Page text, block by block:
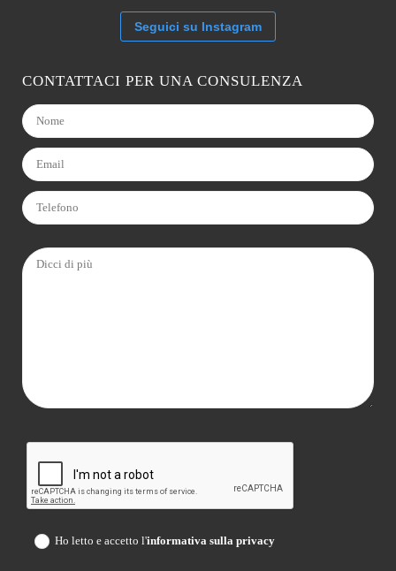
Seguici su Instagram
CONTATTACI PER UNA CONSULENZA
Ho letto e accetto l'informativa sulla privacy